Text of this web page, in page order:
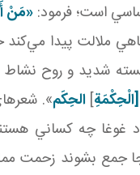
است؛ فرمود: «مَنْ
ملالت پيدا
شديد و روح نشاط
[الْحِكْمَةِ] الحِکَم».
غوغا چه کساني
جمع بشوند زحمت